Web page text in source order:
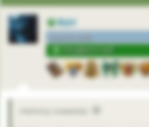
Кот
сам по себе
ПРОДВИНУТЫЙ
memory сказал(а):